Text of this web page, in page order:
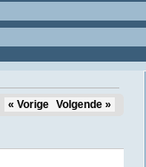
« Vorige Volgende »